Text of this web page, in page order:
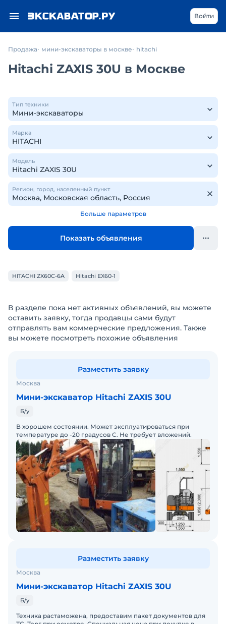
Войти
Продажа мини-экскаваторы в москве hitachi
Hitachi ZAXIS 30U в Москве
Тип техники
Марка
Модель
Регион, город, населенный пункт
Больше параметров
Показать объявления
HITACHI ZX60C-6A Hitachi EX60-1
В разделе пока нет активных объявлений, вы можете
оставить заявку, тогда продавцы сами будут
отправлять вам коммерческие предложения. Также
вы можете посмотреть похожие объявления
Москва
Мини-экскаватор Hitachi ZAXIS 30U
Б/у
В хорошем состоянии. Может эксплуатироваться при
температуре до -20 градусов С. Не требует вложений.
Разместить заявку
Москва
Мини-экскаватор Hitachi ZAXIS 30U
Б/у
Техника растаможена, предоставим пакет документов для
Разместить заявку